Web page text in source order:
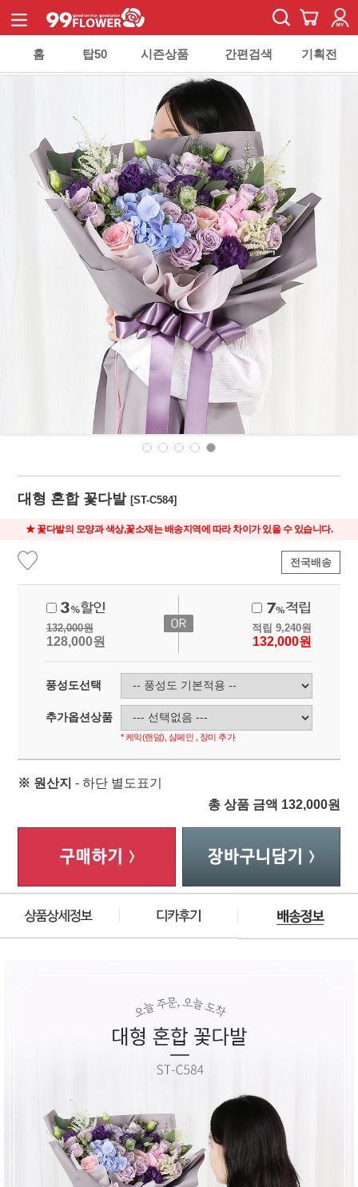
홈 탑50 시즌상품 간편검색 기획전
대형 혼합 꽃다발[ST-C584]
★ 꽃다발의 모양과 색상,꽃소재는 배송지역에 따라 차이가 있을 수 있습니다.
전국배송
132,000원
128,000원
적립 9,240원
132,000원
풍성도선택
추가옵션상품
* 케익(랜덤), 샴페인 , 장미 추가
※ 원산지 - 하단 별도표기
총 상품 금액 132,000원